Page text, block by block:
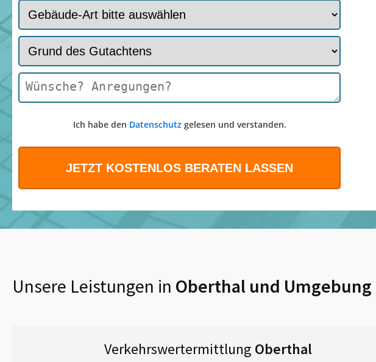
Ich habe den Datenschutzgelesen und verstanden.
Unsere Leistungen in Oberthal und Umgebung
Verkehrswertermittlung Oberthal